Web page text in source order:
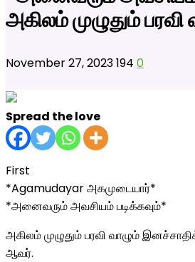
அகிலம் முழுதும் பரவி
November 27, 2023194 0
Spread the love
First
*Agamudayar அகமுடையார்*
*அனைவரும் அவசியம் படிக்கவும்*
அகிலம் முழுதும் பரவி வாழும்
ஆவர்.